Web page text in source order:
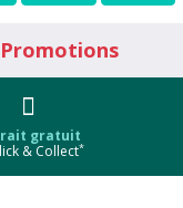
Promotions
gratuit
& Collect*